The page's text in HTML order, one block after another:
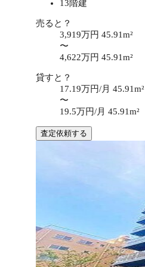
13階建
売ると？
3,919万円 45.91m²
〜
4,622万円 45.91m²
貸すと？
17.19万円/月 45.91m²
〜
19.5万円/月 45.91m²
査定依頼する